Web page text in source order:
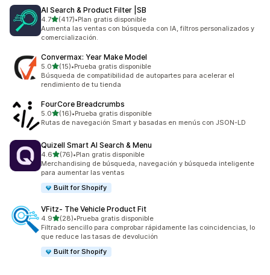
AI Search & Product Filter |SB
4.7de 5 estrellas
(417)
417 reseñas en total
•Plan gratis disponible
Aumenta las ventas con búsqueda con IA, filtros personalizados y
comercialización.
Convermax: Year Make Model
5.0de 5 estrellas
(15)
15 reseñas en total
•Prueba gratis disponible
Búsqueda de compatibilidad de autopartes para acelerar el
rendimiento de tu tienda
FourCore Breadcrumbs
5.0de 5 estrellas
(16)
16 reseñas en total
•Prueba gratis disponible
Rutas de navegación Smart y basadas en menús con JSON-LD
Quizell Smart AI Search & Menu
4.6de 5 estrellas
(76)
76 reseñas en total
•Plan gratis disponible
Merchandising de búsqueda, navegación y búsqueda inteligente
para aumentar las ventas
Built for Shopify
VFitz‑ The Vehicle Product Fit
4.9de 5 estrellas
(28)
28 reseñas en total
•Prueba gratis disponible
Filtrado sencillo para comprobar rápidamente las coincidencias, lo
que reduce las tasas de devolución
Built for Shopify